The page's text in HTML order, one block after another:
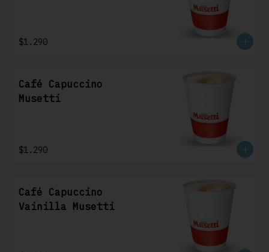
$1.290
Café Capuccino
Musetti
$1.290
Café Capuccino
Vainilla Musetti